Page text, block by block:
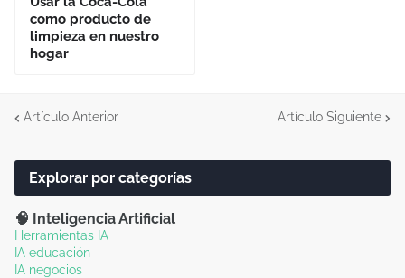
como producto de
limpieza en nuestro
hogar
Artículo Anterior Artículo Siguiente
Explorar por categorías
🧠 Inteligencia Artificial
Herramientas IA
IA educación
IA negocios